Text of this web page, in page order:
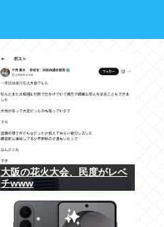
大阪の花火大会、民度がレベ
チwww